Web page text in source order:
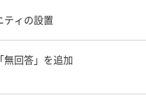
ティの設置
無回答」を追加